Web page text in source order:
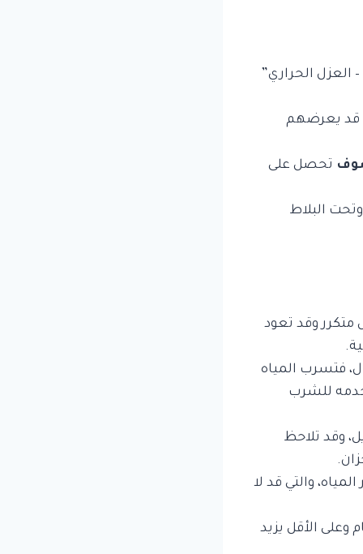
العزل الحراري”
قد يعرضهم
تحصل على
البلاط
متكرر وقد تعود
فتسرب المياه
للشرب
وقد تلاحظ
والتي قد لا
الأقل يزيد